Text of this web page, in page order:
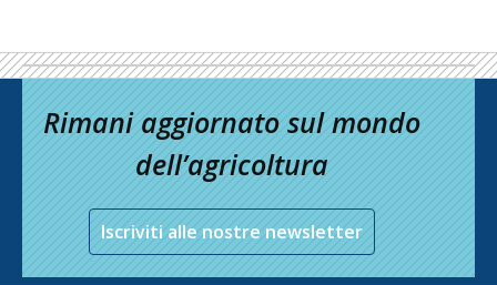
Rimani aggiornato sul mondo
dell’agricoltura
Iscriviti alle nostre newsletter